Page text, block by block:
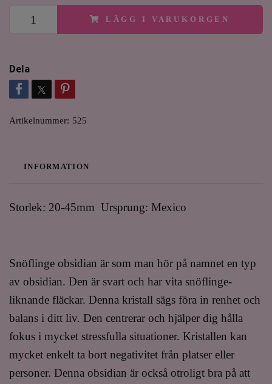
LÄGG I VARUKORGEN
Dela
Artikelnummer: 525
INFORMATION
Storlek: 20-45mm Ursprung: Mexico
Snöflinge obsidian är som man hör på namnet en typ
av obsidian. Den är svart och har vita snöflinge-
liknande fläckar. Denna kristall sägs föra in renhet och
balans i ditt liv. Den centrerar och hjälper dig hålla
fokus i mycket stressfulla situationer. Kristallen kan
mycket enkelt ta bort negativitet från platser eller
personer. Denna obsidian är också otroligt bra på att